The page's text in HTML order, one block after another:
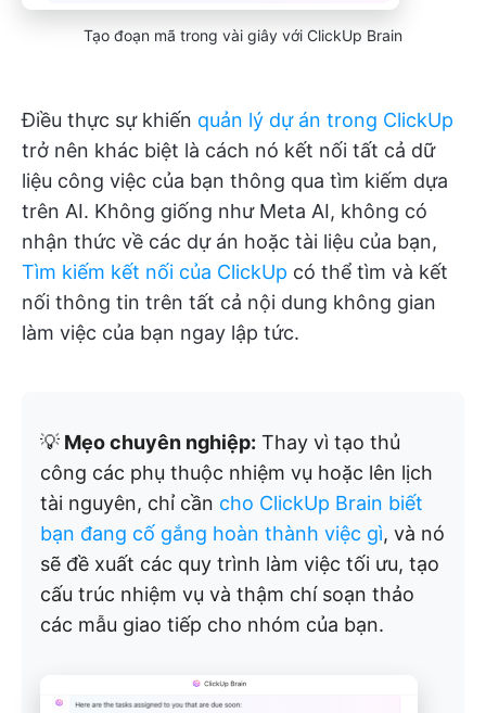
Tạo đoạn mã trong vài giây với ClickUp Brain
Điều thực sự khiến quản lý dự án trong ClickUp
trở nên khác biệt là cách nó kết nối tất cả dữ
liệu công việc của bạn thông qua tìm kiếm dựa
trên AI. Không giống như Meta AI, không có
nhận thức về các dự án hoặc tài liệu của bạn,
Tìm kiếm kết nối của ClickUp có thể tìm và kết
nối thông tin trên tất cả nội dung không gian
làm việc của bạn ngay lập tức.
💡 Mẹo chuyên nghiệp: Thay vì tạo thủ
công các phụ thuộc nhiệm vụ hoặc lên lịch
tài nguyên, chỉ cần cho ClickUp Brain biết
bạn đang cố gắng hoàn thành việc gì, và nó
sẽ đề xuất các quy trình làm việc tối ưu, tạo
cấu trúc nhiệm vụ và thậm chí soạn thảo
các mẫu giao tiếp cho nhóm của bạn.